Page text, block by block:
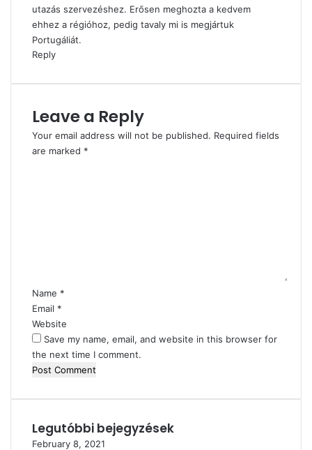
utazás szervezéshez. Erősen meghozta a kedvem
ehhez a régióhoz, pedig tavaly mi is megjártuk
Portugáliát.
Reply
Leave a Reply
Your email address will not be published. Required fields
are marked *
Name *
Email *
Website
Save my name, email, and website in this browser for
the next time I comment.
Legutóbbi bejegyzések
February 8, 2021